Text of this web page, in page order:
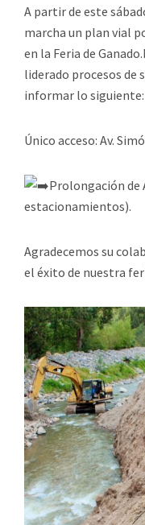
A partir de este
marcha un plan vial
en la Feria de
liderado procesos de
informar lo siguiente:
Único acceso: Av.
Prolongación de
estacionamientos).
Agradecemos su
el éxito de nuestra